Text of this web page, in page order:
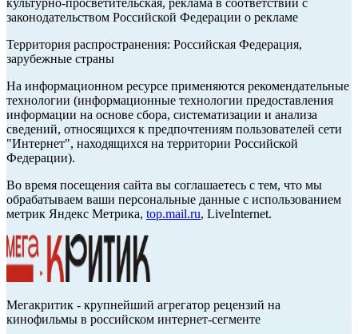
законодательством Российской Федерации о рекламе
Территория распространения: Российская Федерация,
зарубежные страны
На информационном ресурсе применяются рекомендательные
технологии (информационные технологии предоставления
информации на основе сбора, систематизации и анализа
сведений, относящихся к предпочтениям пользователей сети
"Интернет", находящихся на территории Российской
Федерации).
Во время посещения сайта вы соглашаетесь с тем, что мы
обрабатываем ваши персональные данные с использованием
метрик Яндекс Метрика, top.mail.ru, LiveInternet.
Мегакритик - крупнейший агрегатор рецензий на
кинофильмы в российском интернет-сегменте